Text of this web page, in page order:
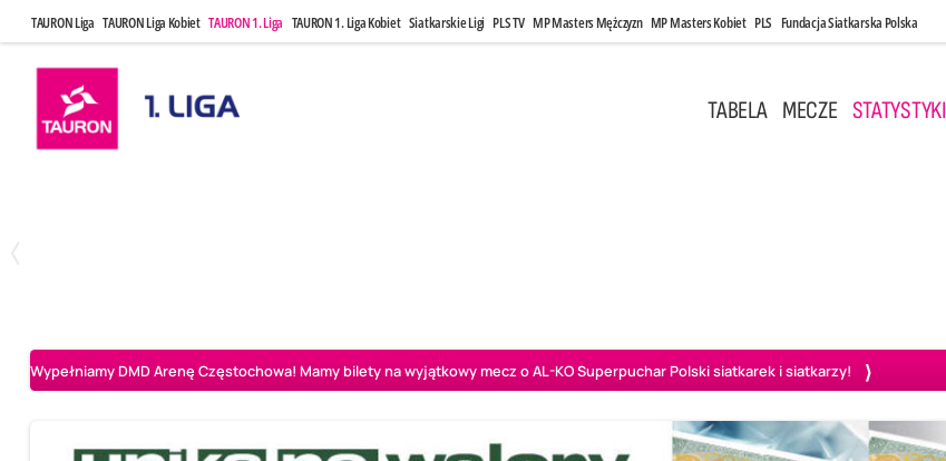
TAURON Liga TAURON Liga Kobiet TAURON 1. Liga TAURON 1. Liga Kobiet Siatkarskie Ligi PLS TV MP Masters Mężczyzn MP Masters Kobiet PLS Fundacja Siatkarska Polska
TABELA MECZE STATYSTYKI
Wypełniamy DMD Arenę Częstochowa! Mamy bilety na wyjątkowy mecz o AL-KO Superpuchar Polski siatkarek i siatkarzy!